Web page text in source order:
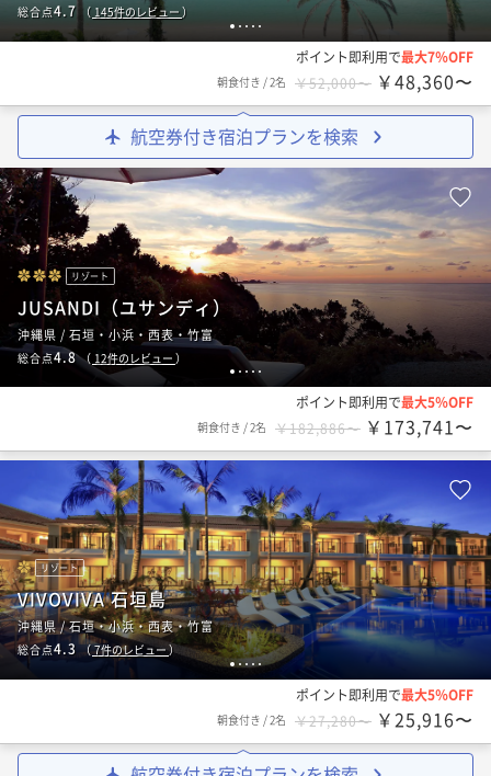
1 2 3 4 5
総合点4.7 （ 145件のレビュー）
ポイント即利用で最大7％OFF
朝食付き /2名 ￥52,000〜 ￥48,360〜
航空券付き宿泊プランを検索
1 2 345
リゾート
JUSANDI（ユサンディ）
沖縄県 / 石垣・小浜・西表・竹富
総合点4.8（ 12件のレビュー ）
ポイント即利用で最大5％OFF
朝食付き /2名 ￥182,886〜 ￥173,741〜
12345
リゾート
VIVOVIVA 石垣島
沖縄県 / 石垣・小浜・西表・竹富
総合点4.3 （7件のレビュー）
ポイント即利用で最大5％OFF
朝食付き /2名 ￥27,280〜 ￥25,916〜